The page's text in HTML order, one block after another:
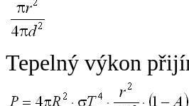
Tepelný výkon